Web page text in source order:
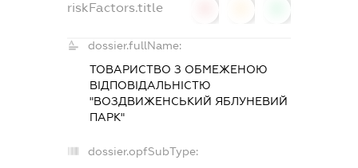
riskFactors.title
dossier.fullName:
ТОВАРИСТВО З ОБМЕЖЕНОЮ
ВІДПОВІДАЛЬНІСТЮ
"ВОЗДВИЖЕНСЬКИЙ ЯБЛУНЕВИЙ
ПАРК"
dossier.opfSubType: